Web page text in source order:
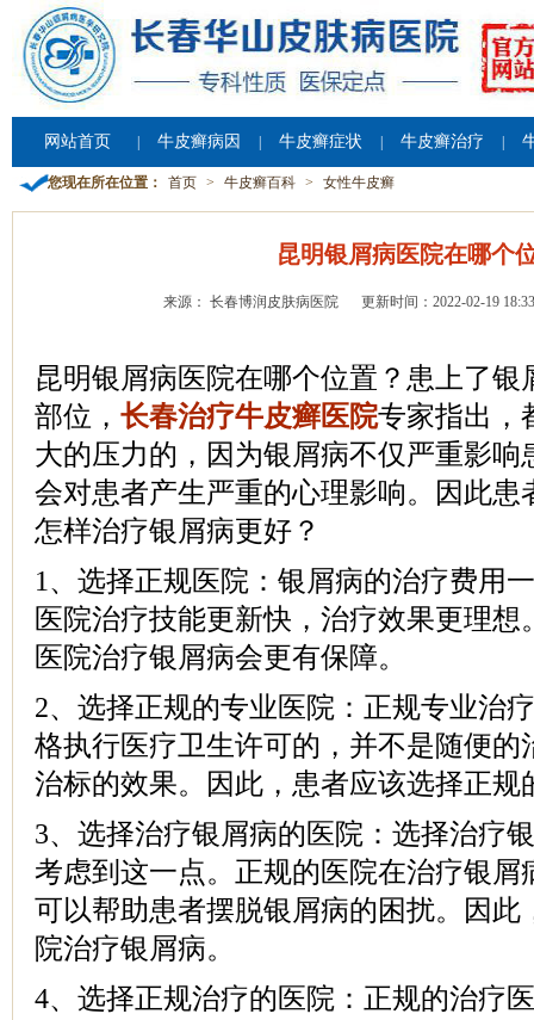
网站首页 牛皮癣病因 牛皮癣症状 牛皮癣治疗
您现在所在位置： 首页 > 牛皮癣百科 > 女性牛皮癣
昆明银屑病医院在哪个
来源： 长春博润皮肤病医院 更新时间：2022-02-19
昆明银屑病医院在哪个位置？患上了银
部位， 长春治疗牛皮癣医院专家指出，
大的压力的，因为银屑病不仅严重影响
会对患者产生严重的心理影响。因此患
怎样治疗银屑病更好？
1、选择正规医院：银屑病的治疗费用
医院治疗技能更新快，治疗效果更理想
医院治疗银屑病会更有保障。
2、选择正规的专业医院：正规专业治
格执行医疗卫生许可的，并不是随便的
治标的效果。因此，患者应该选择正规
3、选择治疗银屑病的医院：选择治疗
考虑到这一点。正规的医院在治疗银屑
可以帮助患者摆脱银屑病的困扰。因此
院治疗银屑病。
4、选择正规治疗的医院：正规的治疗